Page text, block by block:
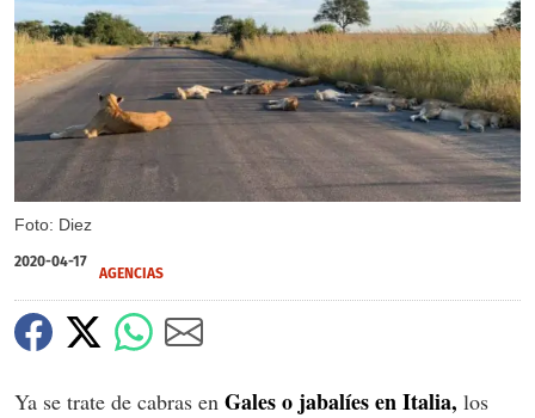
Foto: Diez
2020-04-17
AGENCIAS
Ya se trate de cabras en Gales o jabalíes en Italia, los